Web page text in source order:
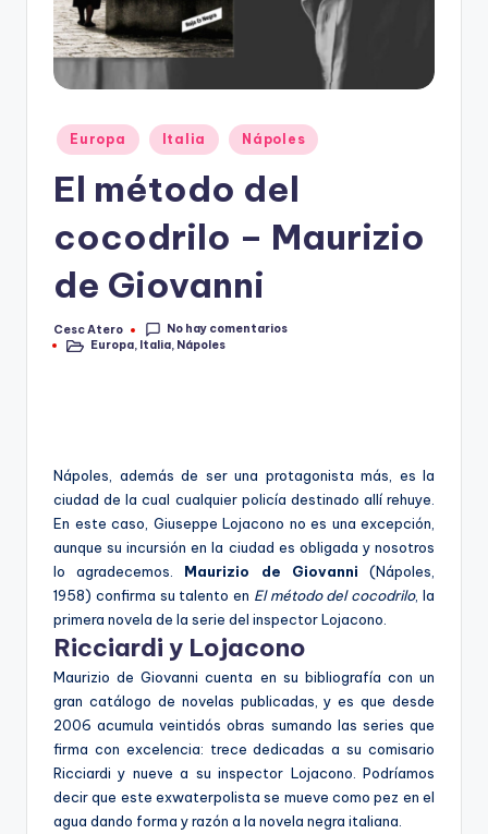
Publicado
en
Europa Italia Nápoles
El método del
cocodrilo – Maurizio
de Giovanni
Publicado
por
Cesc Atero
No hay comentarios
Publicado
Europa, Italia, Nápoles
Nápoles, además de ser una protagonista más, es la
ciudad de la cual cualquier policía destinado allí rehuye.
En este caso, Giuseppe Lojacono no es una excepción,
aunque su incursión en la ciudad es obligada y nosotros
lo agradecemos. Maurizio de Giovanni (Nápoles,
1958) confirma su talento en El método del cocodrilo, la
primera novela de la serie del inspector Lojacono.
Ricciardi y Lojacono
Maurizio de Giovanni cuenta en su bibliografía con un
gran catálogo de novelas publicadas, y es que desde
2006 acumula veintidós obras sumando las series que
firma con excelencia: trece dedicadas a su comisario
Ricciardi y nueve a su inspector Lojacono. Podríamos
decir que este exwaterpolista se mueve como pez en el
agua dando forma y razón a la novela negra italiana.